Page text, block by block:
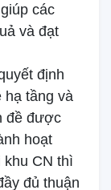
các
và đạt
định
hạ tầng và
đề được
hoạt
khu CN thì
đủ thuận